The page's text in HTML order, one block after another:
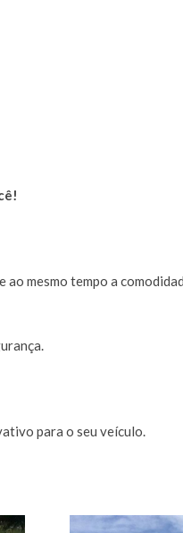
mesmo tempo a
para o seu veículo.